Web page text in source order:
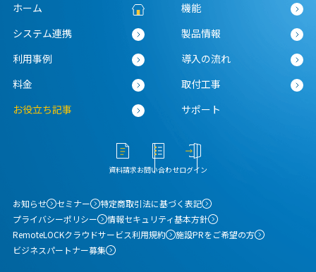
ホーム
機能
システム連携
製品情報
利用事例
導入の流れ
料金
取付工事
お役立ち記事
サポート
資料請求お問い合わせログイン
お知らせ セミナー
特定商取引法に基づく表記
プライバシーポリシー
情報セキュリティ基本方針
RemoteLOCKクラウドサービス利用規約
施設PRをご希望の方
ビジネスパートナー募集